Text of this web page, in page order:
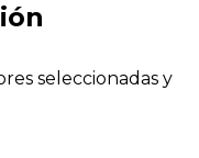
seleccionadas y